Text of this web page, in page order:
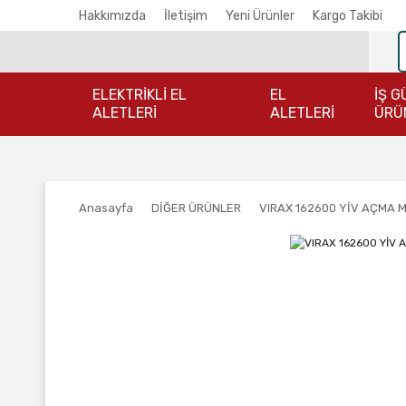
Hakkımızda İletişim Yeni Ürünler Kargo Takibi
ELEKTRİKLİ EL
ALETLERİ
EL
ALETLERİ
İŞ
Anasayfa DİĞER ÜRÜNLER VIRAX 162600 YİV AÇMA